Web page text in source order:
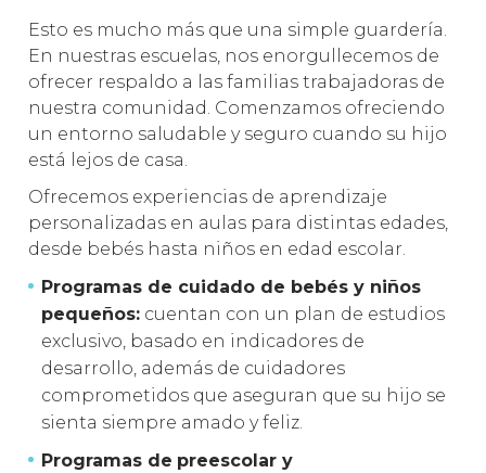
Esto es mucho más que una simple guardería.
En nuestras escuelas, nos enorgullecemos de
ofrecer respaldo a las familias trabajadoras de
nuestra comunidad. Comenzamos ofreciendo
un entorno saludable y seguro cuando su hijo
está lejos de casa.
Ofrecemos experiencias de aprendizaje
personalizadas en aulas para distintas edades,
desde bebés hasta niños en edad escolar.
Programas de cuidado de bebés y niños
pequeños: cuentan con un plan de estudios
exclusivo, basado en indicadores de
desarrollo, además de cuidadores
comprometidos que aseguran que su hijo se
sienta siempre amado y feliz.
Programas de preescolar y